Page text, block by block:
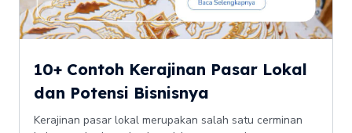
10+ Contoh Kerajinan Pasar Lokal
dan Potensi Bisnisnya
Kerajinan pasar lokal merupakan salah satu cerminan